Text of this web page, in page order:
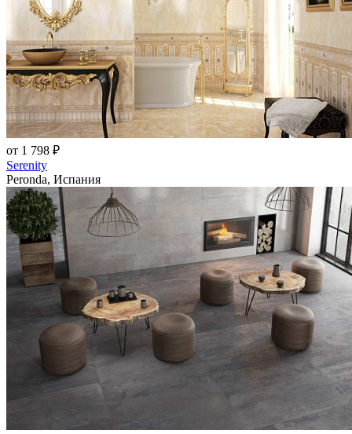
от 1 798 ₽
Serenity
Peronda, Испания